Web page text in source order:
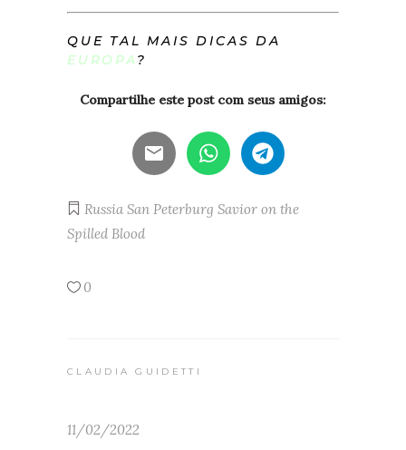
QUE TAL MAIS DICAS DA
EUROPA ?
Compartilhe este post com seus amigos:
Russia San Peterburg Savior on the
Spilled Blood
0
CLAUDIA GUIDETTI
11/02/2022